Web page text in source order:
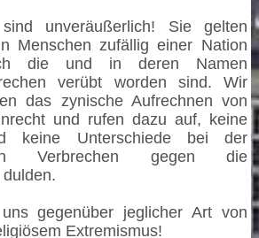
sind unveräußerlich! Sie gelten
Menschen zufällig einer Nation
die und in deren Namen
verübt worden sind. Wir
das zynische Aufrechnen von
und rufen dazu auf, keine
keine Unterschiede bei der
Verbrechen gegen die
gegenüber jeglicher Art von
Extremismus!